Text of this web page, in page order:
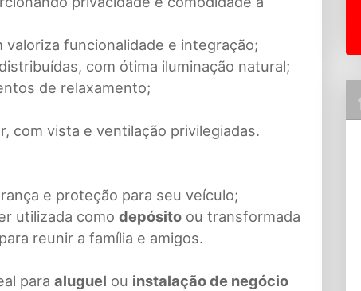
valoriza funcionalidade e integração;
com ótima iluminação natural;
de relaxamento;
com vista e ventilação privilegiadas.
e proteção para seu veículo;
utilizada como depósito ou transformada
para reunir a família e amigos.
para aluguel ou instalação de negócio